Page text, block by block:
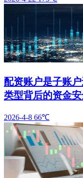
配资账户是子账
类型背后的资金安
2026-4-8 66℃